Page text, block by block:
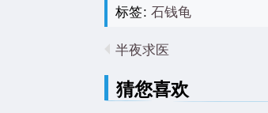
标签: 石钱龟
半夜求医
猜您喜欢